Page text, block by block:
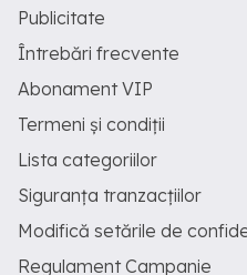
Publicitate
Întrebări frecvente
Abonament VIP
Termeni și condiții
Lista categoriilor
Siguranța tranzacțiilor
Modifică setările de
Regulament Campanie